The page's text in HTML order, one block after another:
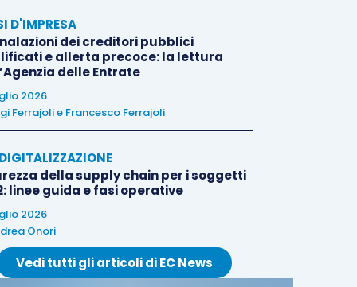
D'IMPRESA
dei creditori pubblici
e allerta precoce: la lettura
delle Entrate
2026
Ferrajolie Francesco Ferrajoli
della supply chain per i soggetti
linee guida e fasi operative
2026
Onori
Vedi tutti gli articoli di EC News